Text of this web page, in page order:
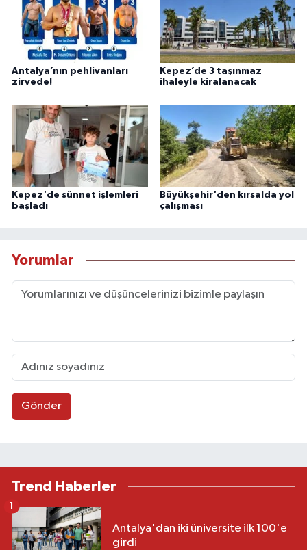
Antalya’nın pehlivanları
zirvede!
Kepez’de 3 taşınmaz
ihaleyle kiralanacak
Kepez'de sünnet işlemleri
başladı
Büyükşehir'den kırsalda yol
çalışması
Yorumlar
Gönder
Trend Haberler
Antalya'dan iki üniversite ilk 100'e
girdi
1